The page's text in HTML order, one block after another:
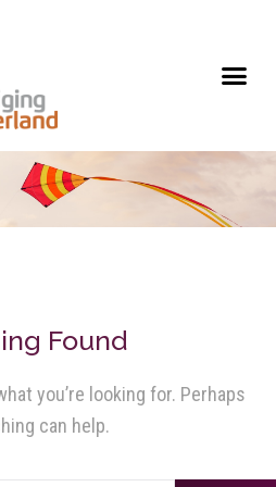
Found
you’re looking for. Perhaps
can help.